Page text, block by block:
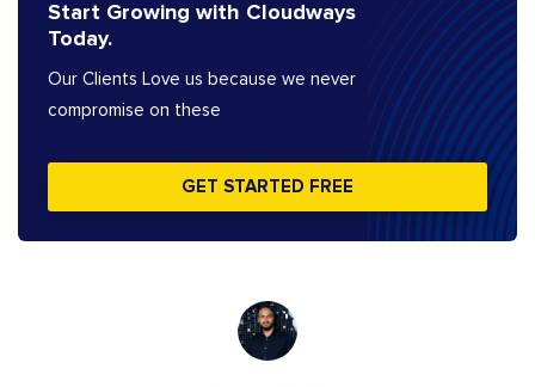
Start Growing with Cloudways
Today.
Our Clients Love us because we never
compromise on these
GET STARTED FREE